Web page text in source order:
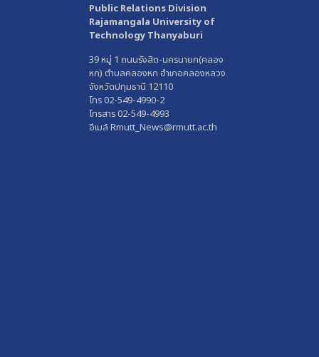
Public Relations Division
Rajamangala University of
Technology Thanyaburi
39 หมู่ 1 ถนนรังสิต-นครนายก(คลอง
หก) ตำบลคลองหก อำเภอคลองหลวง
จังหวัดปทุมธานี 12110
โทร 02-549-4990-2
โทรสาร 02-549-4993
อีเมล์ Rmutt_News@rmutt.ac.th